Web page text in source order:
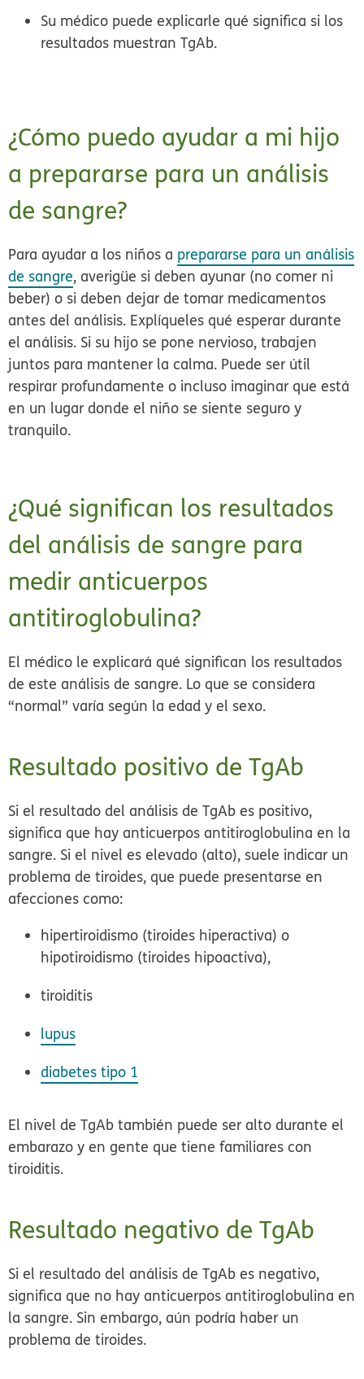
Su médico puede explicarle qué significa si los
resultados muestran TgAb.
¿Cómo puedo ayudar a mi hijo
a prepararse para un análisis
de sangre?
Para ayudar a los niños a prepararse para un análisis
de sangre, averigüe si deben ayunar (no comer ni
beber) o si deben dejar de tomar medicamentos
antes del análisis. Explíqueles qué esperar durante
el análisis. Si su hijo se pone nervioso, trabajen
juntos para mantener la calma. Puede ser útil
respirar profundamente o incluso imaginar que está
en un lugar donde el niño se siente seguro y
tranquilo.
¿Qué significan los resultados
del análisis de sangre para
medir anticuerpos
antitiroglobulina?
El médico le explicará qué significan los resultados
de este análisis de sangre. Lo que se considera
“normal” varía según la edad y el sexo.
Resultado positivo de TgAb
Si el resultado del análisis de TgAb es positivo,
significa que hay anticuerpos antitiroglobulina en la
sangre. Si el nivel es elevado (alto), suele indicar un
problema de tiroides, que puede presentarse en
afecciones como:
hipertiroidismo (tiroides hiperactiva) o
hipotiroidismo (tiroides hipoactiva),
tiroiditis
lupus
diabetes tipo 1
El nivel de TgAb también puede ser alto durante el
embarazo y en gente que tiene familiares con
tiroiditis.
Resultado negativo de TgAb
Si el resultado del análisis de TgAb es negativo,
significa que no hay anticuerpos antitiroglobulina en
la sangre. Sin embargo, aún podría haber un
problema de tiroides.